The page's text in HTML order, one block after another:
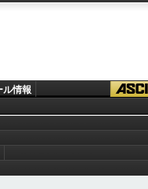
ル情報